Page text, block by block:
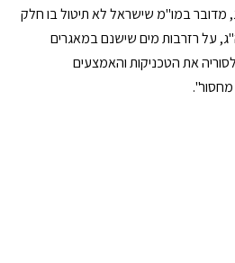
מדובר במו"מ שישראל לא תיטול בו חלק
על רזרבות מים שישנם במאגרים
את הטכניקות והאמצעים